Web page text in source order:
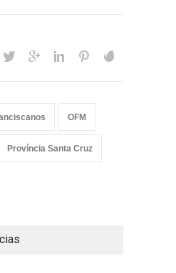
OFM
Província Santa Cruz